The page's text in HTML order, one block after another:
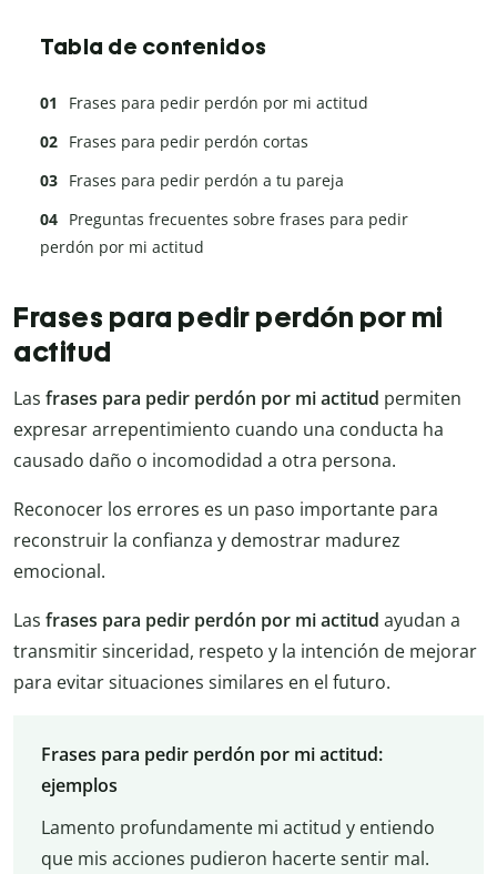
Tabla de contenidos
Frases para pedir perdón por mi actitud
Frases para pedir perdón cortas
Frases para pedir perdón a tu pareja
Preguntas frecuentes sobre frases para pedir
perdón por mi actitud
Frases para pedir perdón por mi
actitud
Las frases para pedir perdón por mi actitud permiten
expresar arrepentimiento cuando una conducta ha
causado daño o incomodidad a otra persona.
Reconocer los errores es un paso importante para
reconstruir la confianza y demostrar madurez
emocional.
Las frases para pedir perdón por mi actitud ayudan a
transmitir sinceridad, respeto y la intención de mejorar
para evitar situaciones similares en el futuro.
Frases para pedir perdón por mi actitud:
ejemplos
Lamento profundamente mi actitud y entiendo
que mis acciones pudieron hacerte sentir mal.